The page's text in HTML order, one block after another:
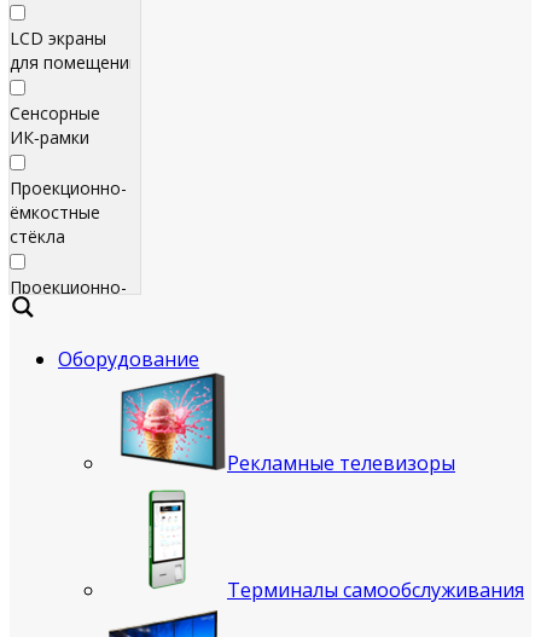
LCD экраны
для помещений
Сенсорные
ИК‑рамки
Проекционно-
ёмкостные
стёкла
Проекционно-
ёмкостные
Оборудование
Рекламные телевизоры
Терминалы самообслуживания